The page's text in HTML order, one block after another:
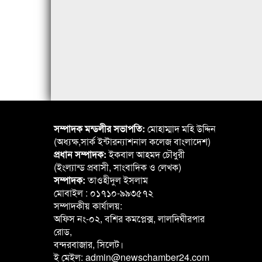
সম্পাদক মন্ডলীর সভাপতি: মোহাম্মাদ মহি উদ্দিন
(অধ্যক্ষ,সার্ক ইন্টারন্যাশনাল কলেজ বাংলাদেশ)
প্রধান সম্পাদক:ইকবাল আহমদ চৌধুরী
(ইংল্যান্ড প্রবাসী, সাংবাদিক ও লেখক)
সম্পাদক:তাওহীদুল ইসলাম
মোবাইল : ০১৭১০-৯৯৩৫৭২
সম্পাদকীয় কার্যালয়:
অফিস নং-০২, বশির কমপ্লেক্স, লালদিঘীরপার
রোড,
বন্দরবাজার, সিলেট।
ই মেইল: admin@newschamber24.com